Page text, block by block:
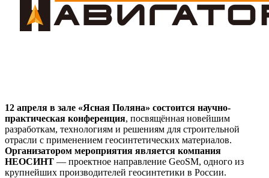
12 апреля в зале «Ясная Поляна» состоится научно-
практическая конференция, посвящённая новейшим
разработкам, технологиям и решениям для строительной
отрасли с применением геосинтетических материалов.
Организатором мероприятия является компания
НЕОСИНТ — проектное направление GeoSM, одного из
крупнейших производителей геосинтетики в России.